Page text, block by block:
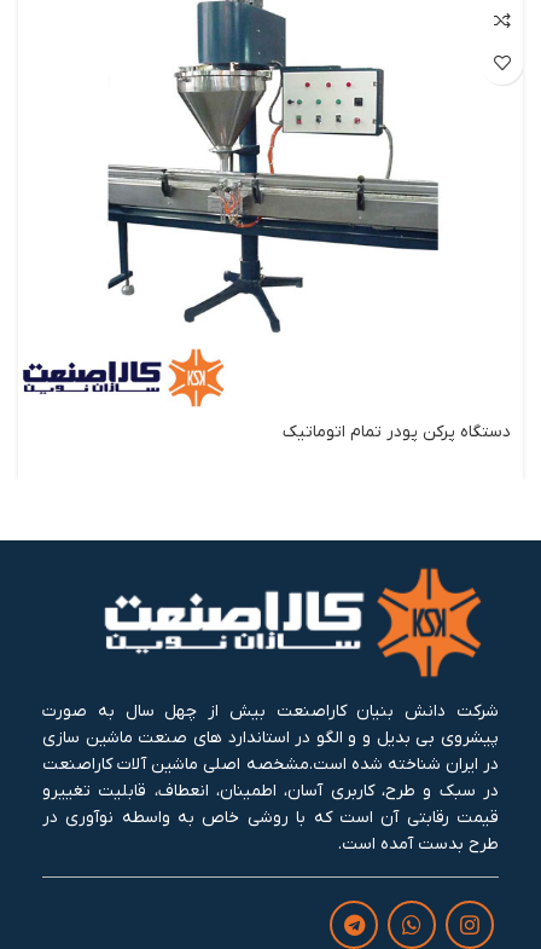
دستگاه پرکن پودر تمام اتوماتیک
شرکت دانش بنیان کاراصنعت بیش از چهل سال به صورت
پیشروی بی بدیل و و الگو در استاندارد های صنعت ماشین سازی
در ایران شناخته شده است.مشخصه اصلی ماشین آلات کاراصنعت
در سبک و طرح، کاربری آسان، اطمینان، انعطاف، قابلیت تغییرو
قیمت رقابتی آن است که با روشی خاص به واسطه نوآوری در
طرح بدست آمده است.